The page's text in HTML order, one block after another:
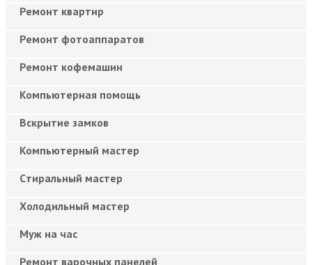
Ремонт квартир
Ремонт фотоаппаратов
Ремонт кофемашин
Компьютерная помощь
Вскрытие замков
Компьютерный мастер
Cтиральный мастер
Холодильный мастер
Муж на час
Ремонт варочных панелей